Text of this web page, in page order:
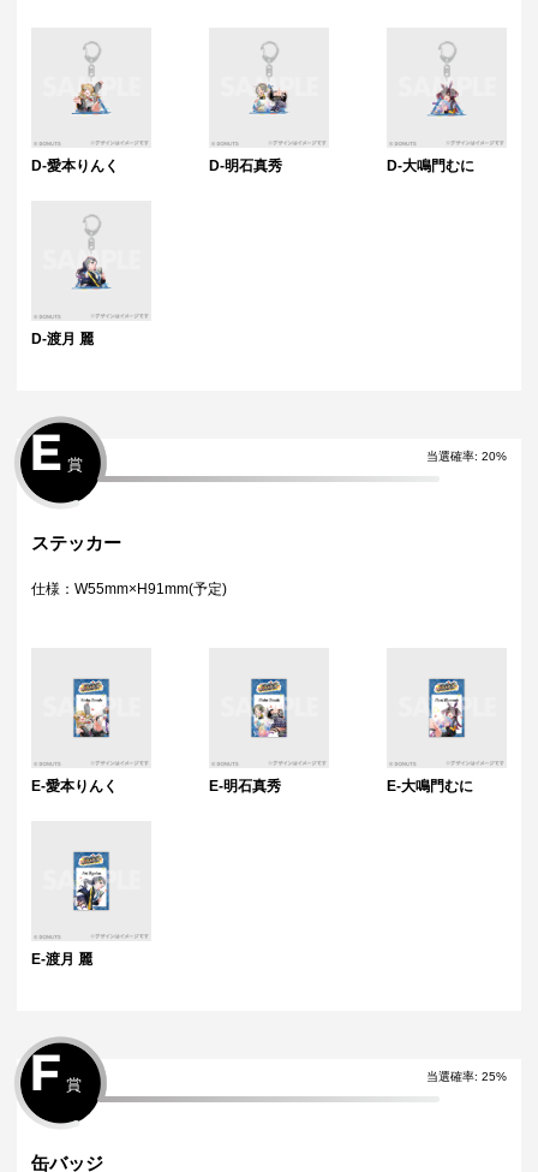
D-愛本りんく D-明石真秀 D-大鳴門むに
D-渡月 麗
当選確率: 20%
E 賞
ステッカー
仕様：W55mm×H91mm(予定)
E-愛本りんく E-明石真秀 E-大鳴門むに
E-渡月 麗
当選確率: 25%
F 賞
缶バッジ